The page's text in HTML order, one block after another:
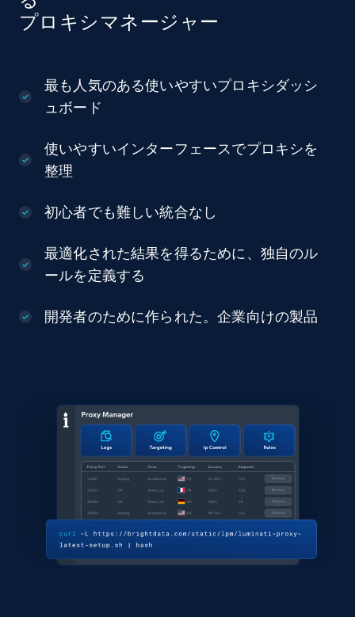
プロキシマネージャー
最も人気のある使いやすいプロキシダッシ
ュボード
使いやすいインターフェースでプロキシを
整理
初心者でも難しい統合なし
最適化された結果を得るために、独自のル
ールを定義する
開発者のために作られた。企業向けの製品